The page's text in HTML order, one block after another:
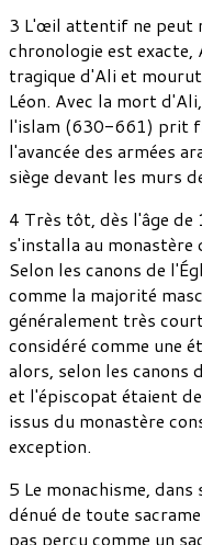
3 L'œil attentif ne peut
chronologie est exacte,
tragique d'Ali et
Léon. Avec la mort
l'islam (630-661) prit
l'avancée des armées
siège devant les murs
4 Très tôt, dès l'âge de
s'installa au monastère
Selon les canons de
comme la majorité
généralement très
considéré comme une
alors, selon les canons
et l'épiscopat étaient
issus du monastère
exception.
5 Le monachisme,
dénué de toute
pas perçu comme un